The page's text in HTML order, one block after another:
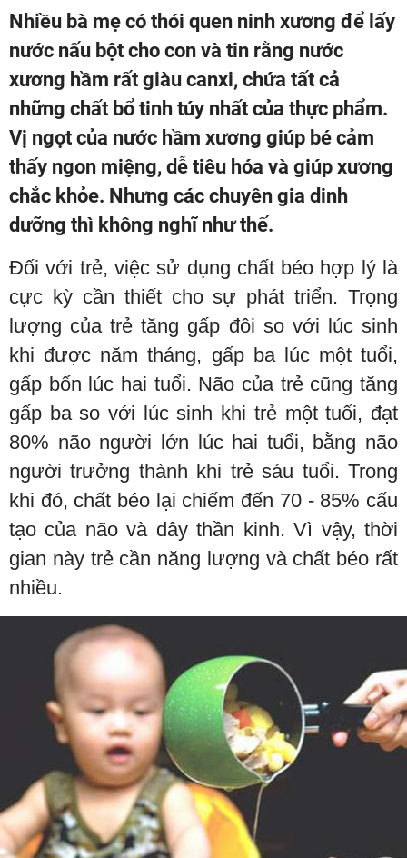
Nhiều bà mẹ có thói quen ninh xương để lấy
nước nấu bột cho con và tin rằng nước
xương hầm rất giàu canxi, chứa tất cả
những chất bổ tinh túy nhất của thực phẩm.
Vị ngọt của nước hầm xương giúp bé cảm
thấy ngon miệng, dễ tiêu hóa và giúp xương
chắc khỏe. Nhưng các chuyên gia dinh
dưỡng thì không nghĩ như thế.
Đối với trẻ, việc sử dụng chất béo hợp lý là
cực kỳ cần thiết cho sự phát triển. Trọng
lượng của trẻ tăng gấp đôi so với lúc sinh
khi được năm tháng, gấp ba lúc một tuổi,
gấp bốn lúc hai tuổi. Não của trẻ cũng tăng
gấp ba so với lúc sinh khi trẻ một tuổi, đạt
80% não người lớn lúc hai tuổi, bằng não
người trưởng thành khi trẻ sáu tuổi. Trong
khi đó, chất béo lại chiếm đến 70 - 85% cấu
tạo của não và dây thần kinh. Vì vậy, thời
gian này trẻ cần năng lượng và chất béo rất
nhiều.